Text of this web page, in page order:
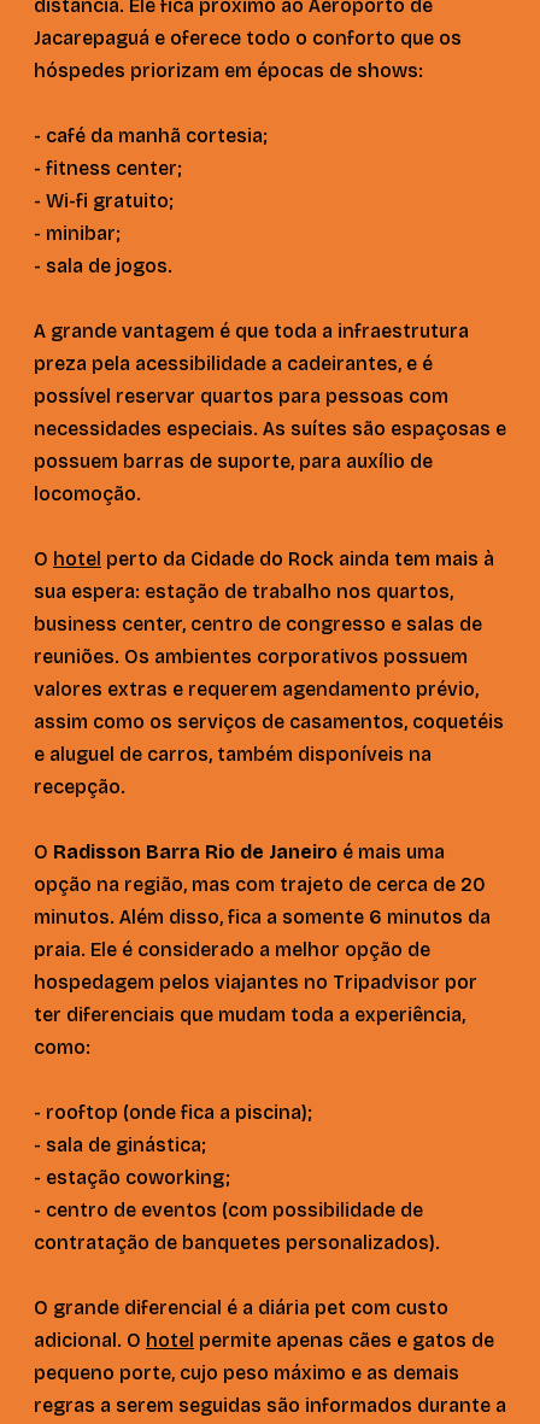
distância. Ele fica próximo ao Aeroporto de
Jacarepaguá e oferece todo o conforto que os
hóspedes priorizam em épocas de shows:
- café da manhã cortesia;
- fitness center;
- Wi-fi gratuito;
- minibar;
- sala de jogos.
A grande vantagem é que toda a infraestrutura
preza pela acessibilidade a cadeirantes, e é
possível reservar quartos para pessoas com
necessidades especiais. As suítes são espaçosas e
possuem barras de suporte, para auxílio de
locomoção.
O hotel perto da Cidade do Rock ainda tem mais à
sua espera: estação de trabalho nos quartos,
business center, centro de congresso e salas de
reuniões. Os ambientes corporativos possuem
valores extras e requerem agendamento prévio,
assim como os serviços de casamentos, coquetéis
e aluguel de carros, também disponíveis na
recepção.
O Radisson Barra Rio de Janeiro é mais uma
opção na região, mas com trajeto de cerca de 20
minutos. Além disso, fica a somente 6 minutos da
praia. Ele é considerado a melhor opção de
hospedagem pelos viajantes no Tripadvisor por
ter diferenciais que mudam toda a experiência,
como:
- rooftop (onde fica a piscina);
- sala de ginástica;
- estação coworking;
- centro de eventos (com possibilidade de
contratação de banquetes personalizados).
O grande diferencial é a diária pet com custo
adicional. O hotel permite apenas cães e gatos de
pequeno porte, cujo peso máximo e as demais
regras a serem seguidas são informados durante a